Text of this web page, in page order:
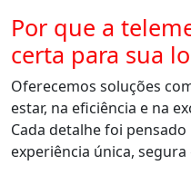
Por que a
certa para sua
Oferecemos soluções
estar, na eficiência e na
Cada detalhe foi
experiência única,